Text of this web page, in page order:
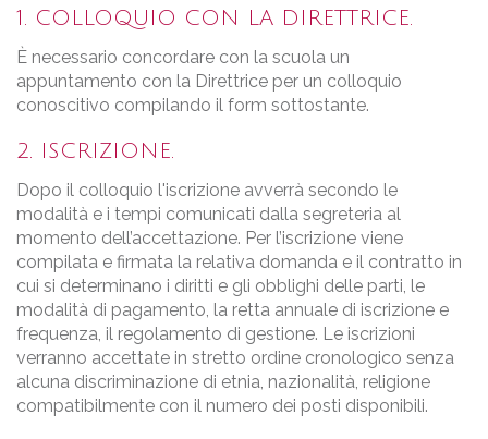
1. COLLOQUIO CON LA DIRETTRICE.
È necessario concordare con la scuola un
appuntamento con la Direttrice per un colloquio
conoscitivo compilando il form sottostante.
2. ISCRIZIONE.
Dopo il colloquio l'iscrizione avverrà secondo le
modalità e i tempi comunicati dalla segreteria al
momento dell’accettazione. Per l’iscrizione viene
compilata e firmata la relativa domanda e il contratto in
cui si determinano i diritti e gli obblighi delle parti, le
modalità di pagamento, la retta annuale di iscrizione e
frequenza, il regolamento di gestione. Le iscrizioni
verranno accettate in stretto ordine cronologico senza
alcuna discriminazione di etnia, nazionalità, religione
compatibilmente con il numero dei posti disponibili.